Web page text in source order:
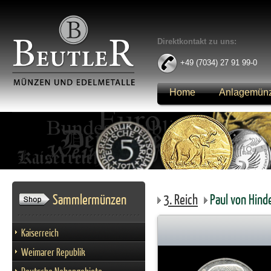
Direktkontakt zu uns:
+49 (7034) 27 91 99-0
Home
Anmelden
Sammlermünzen
Kaiserreich
Weimarer Republik
3. Reich Paul von